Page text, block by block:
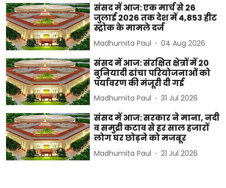
संसद में आज: एक मार्च से 26
जुलाई 2026 तक देश में 4,853 हीट
स्ट्रोक के मामले दर्ज
Madhumita Paul 04 Aug 2026
संसद में आज: संरक्षित क्षेत्रों में 20
बुनियादी ढांचा परियोजनाओं को
पर्यावरण की मंजूरी दी गई
Madhumita Paul 31 Jul 2026
संसद में आज: सरकार ने माना, नदी
व समुद्री कटाव से हर साल हजारों
लोग घर छोड़ने को मजबूर
Madhumita Paul 21 Jul 2026